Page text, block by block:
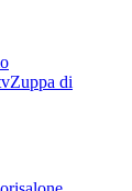
Zuppa di